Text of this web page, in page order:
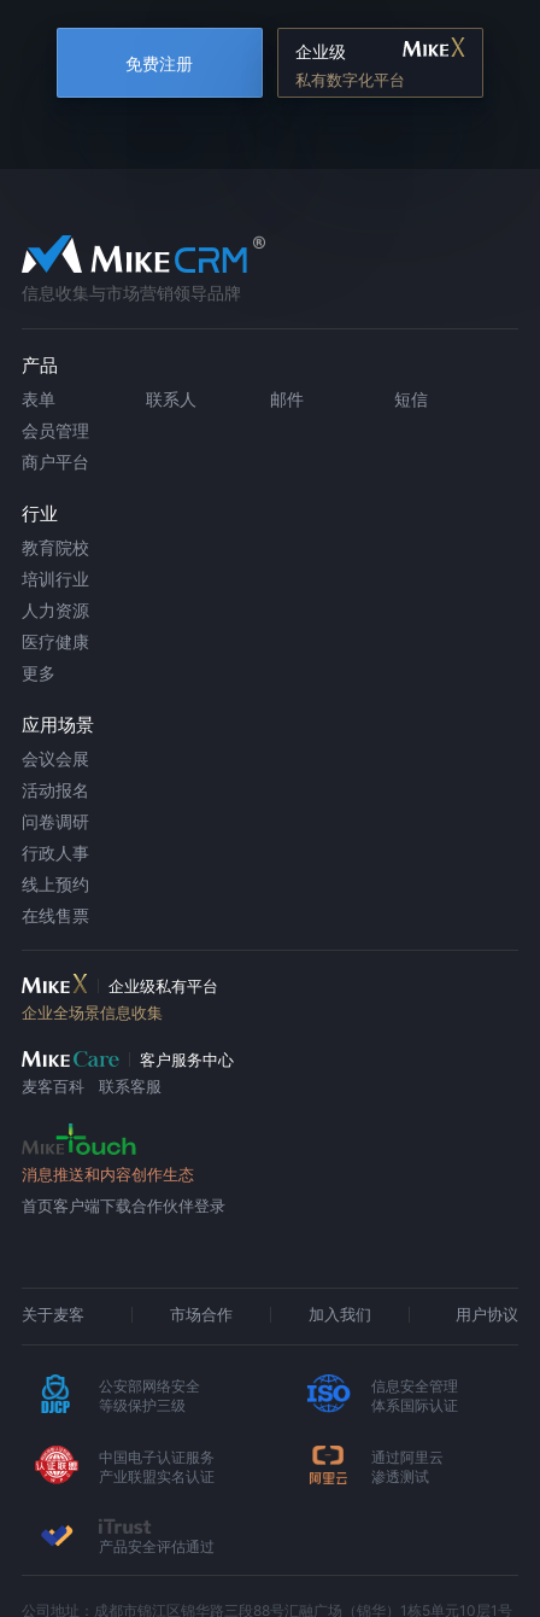
免费注册
企业级
私有数字化平台
信息收集与市场营销领导品牌
产品
表单 联系人 邮件
短信
会员管理
商户平台
行业
教育院校
培训行业
人力资源
医疗健康
更多
应用场景
会议会展
活动报名
问卷调研
行政人事
线上预约
在线售票
企业级私有平台
企业全场景信息收集
客户服务中心
麦客百科
联系客服
消息推送和内容创作生态
首页客户端下载合作伙伴登录
关于麦客 市场合作 加入我们 用户协议
公安部网络安全
等级保护三级
信息安全管理
体系国际认证
中国电子认证服务
产业联盟实名认证
通过阿里云
渗透测试
产品安全评估通过
公司地址：成都市锦江区锦华路三段88号汇融广场（锦华）1栋5单元10层1号